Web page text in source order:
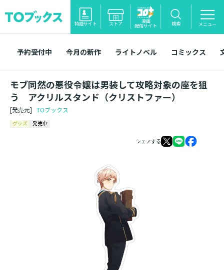
特設サイト ストア 漫画
配信サイト 検索 メニュー
予約受付中 今月の新作 ライトノベル コミックス
モブ同然の悪役令嬢は男装して攻略対象の座を狙
う アクリルスタンド（クリストファー）
[発売元] TOブックス
グッズ 発売中
シェアする